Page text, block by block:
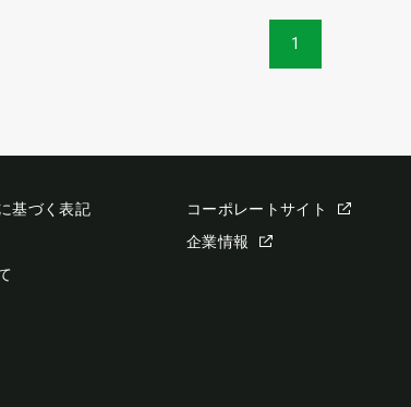
1
基づく表記
コーポレートサイト
企業情報